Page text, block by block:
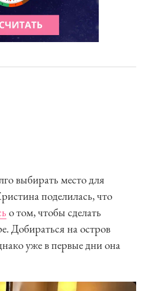
выбирать место для
поделилась, что
о том, чтобы сделать
Добираться на остров
уже в первые дни она